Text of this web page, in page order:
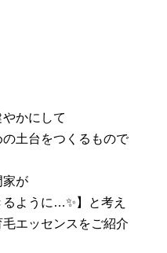
かにして
土台をつくるもので
家が
るように…✨】と考え
エッセンスをご紹介